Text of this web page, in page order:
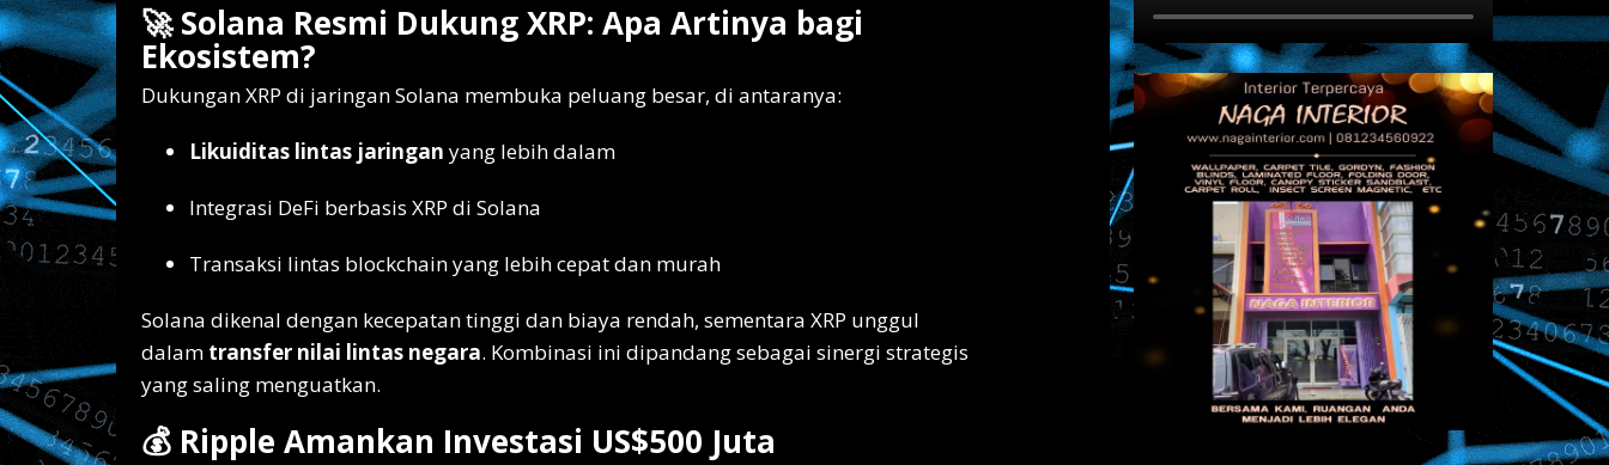
🚀 Solana Resmi Dukung XRP: Apa Artinya bagi
Ekosistem?
Dukungan XRP di jaringan Solana membuka peluang besar, di antaranya:
Likuiditas lintas jaringan yang lebih dalam
Integrasi DeFi berbasis XRP di Solana
Transaksi lintas blockchain yang lebih cepat dan murah
Solana dikenal dengan kecepatan tinggi dan biaya rendah, sementara XRP unggul
dalam transfer nilai lintas negara. Kombinasi ini dipandang sebagai sinergi strategis
yang saling menguatkan.
💰 Ripple Amankan Investasi US$500 Juta